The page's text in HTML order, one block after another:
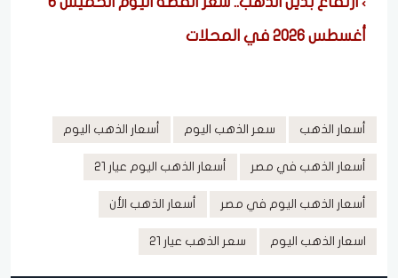
أغسطس 2026 في المحلات
أسعار الذهب سعر الذهب اليوم أسعار الذهب اليوم
أسعار الذهب في مصر أسعار الذهب اليوم عيار 21
أسعار الذهب اليوم في مصر أسعار الذهب الأن
اسعار الذهب اليوم سعر الذهب عيار 21